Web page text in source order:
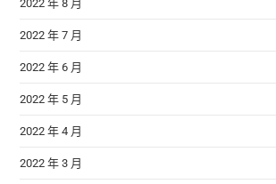
2022 年 8 月
2022 年 7 月
2022 年 6 月
2022 年 5 月
2022 年 4 月
2022 年 3 月